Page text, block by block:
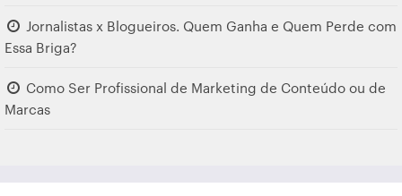
Jornalistas x Blogueiros. Quem Ganha e Quem Perde com
Essa Briga?
Como Ser Profissional de Marketing de Conteúdo ou de
Marcas